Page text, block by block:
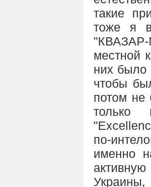
такие
тоже я
местной
них было
чтобы
потом не
только
по-
именно